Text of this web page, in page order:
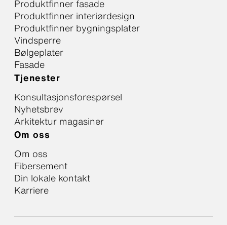
Produktfinner fasade
Produktfinner interiørdesign
Produktfinner bygningsplater
Vindsperre
Bølgeplater
Fasade
Tjenester
Konsultasjonsforespørsel
Nyhetsbrev
Arkitektur magasiner
Om oss
Om oss
Fibersement
Din lokale kontakt
Karriere